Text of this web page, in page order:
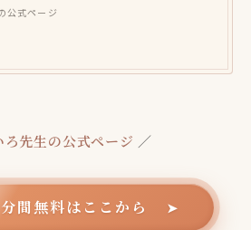
公式ページ
ろ先生の公式ページ ／
間無料はここから ➤